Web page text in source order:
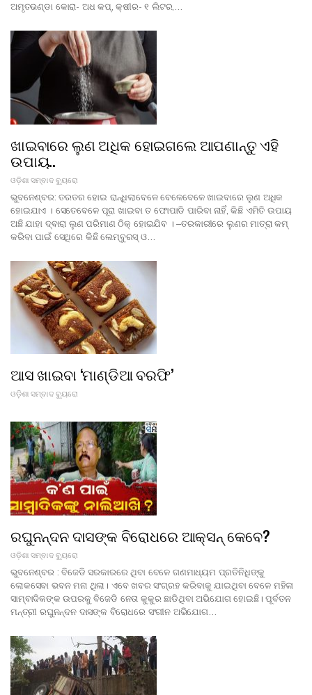
ଅମୃତଭଣ୍ଡା କୋରା- ଅଧ କପ୍, କ୍ଷୀର- ୧ ଲିଟର,…
ଖାଇବାରେ ଲୁଣ ଅଧିକ ହୋଇଗଲେ ଆପଣାନ୍ତୁ ଏହି
ଉପାୟ..
ଓଡ଼ିଶା ସମ୍ବାଦ ବ୍ୟୁରୋ
ଭୁବନେଶ୍ବର: ତରତର ହୋଇ ରାନ୍ଧିଲାବେଳେ ବେଳେବେଳେ ଖାଇବାରେ ଲୁଣ ଅଧିକ
ହୋଇଯାଏ । ସେତେବେଳେ ପୂରା ଖାଇବା ତ ଫୋପାଡି ପାରିବା ନାହିଁ, କିଛି ଏମିତି ଉପାୟ
ଅଛି ଯାହା ଦ୍ବାରା ଲୁଣ ପରିମାଣ ଠିକ୍ ହୋଇଯିବ । –ତରକାରୀରେ ଲୁଣର ମାତ୍ରା କମ୍‌
କରିବା ପାଇଁ ସେଥିରେ କିଛି ଲେମ୍ବୁରସ୍‌ ଓ…
ଆସ ଖାଇବା ‘ମାଣ୍ଡିଆ ବରଫି’
ଓଡ଼ିଶା ସମ୍ବାଦ ବ୍ୟୁରୋ
ରଘୁନନ୍ଦନ ଦାସଙ୍କ ବିରୋଧରେ ଆକ୍ସନ୍ କେବେ?
ଓଡ଼ିଶା ସମ୍ବାଦ ବ୍ୟୁରୋ
ଭୁବନେଶ୍ବର : ବିଜେଡି ସରକାରରେ ଥିବା ବେଳେ ଗଣମାଧ୍ୟମ ପ୍ରତିନିଧିଙ୍କୁ
ଲୋକସେବା ଭବନ ମନା ଥିଲା। ଏବେ ଖବର ସଂଗ୍ରହ କରିବାକୁ ଯାଇଥିବା ବେଳେ ମହିଳା
ସାମ୍ବାଦିକଙ୍କ ଉପରକୁ ବିଜେଡି ନେତା କୁକୁର ଛାଡିଥିବା ଅଭିଯୋଗ ହୋଇଛି। ପୂର୍ବତନ
ମନ୍ତ୍ରୀ ରଘୁନନ୍ଦନ ଦାସଙ୍କ ବିରୋଧରେ ସଂଗୀନ ଅଭିଯୋଗ…